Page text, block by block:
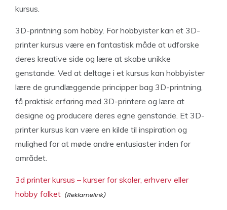
kursus.
3D-printning som hobby. For hobbyister kan et 3D-
printer kursus være en fantastisk måde at udforske
deres kreative side og lære at skabe unikke
genstande. Ved at deltage i et kursus kan hobbyister
lære de grundlæggende principper bag 3D-printning,
få praktisk erfaring med 3D-printere og lære at
designe og producere deres egne genstande. Et 3D-
printer kursus kan være en kilde til inspiration og
mulighed for at møde andre entusiaster inden for
området.
3d printer kursus – kurser for skoler, erhverv eller
hobby folket